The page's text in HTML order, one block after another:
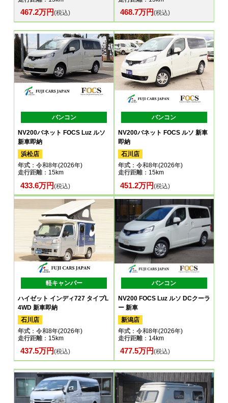
467.2万円(税込) 468.7万円(税込)
バンコン
NV200バネット FOCS Luz ルソ
新車即納
浜松店
年式 ：令和8年(2026年)
走行距離：15km
433.6万円(税込)
バンコン
NV200バネット FOCS ルソ 新車
即納
石川店
年式：令和8年(2026年)
走行距離：15km
451.2万円(税込)
軽キャンパー
ハイゼット インディ727 タイプL
4WD 新車即納
石川店
年式 ：令和8年(2026年)
走行距離：15km
437.5万円(税込)
バンコン
NV200 FOCS Luz ルソ DCクーラ
ー 新車
新潟店
年式：令和8年(2026年)
走行距離：14km
477.5万円(税込)